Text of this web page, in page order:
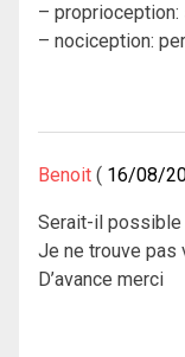
–
– nociception:
Benoit 16/08/
Serait-il possible
Je ne trouve pas
D’avance merci